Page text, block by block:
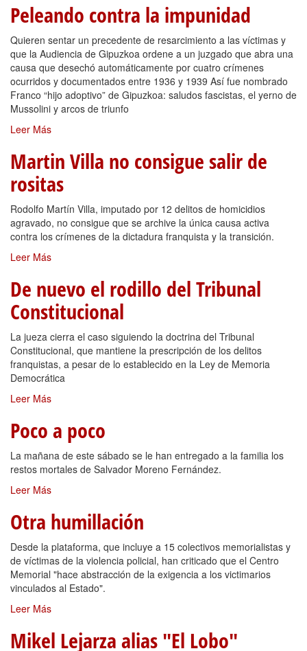
Peleando contra la impunidad
Quieren sentar un precedente de resarcimiento a las víctimas y
que la Audiencia de Gipuzkoa ordene a un juzgado que abra una
causa que desechó automáticamente por cuatro crímenes
ocurridos y documentados entre 1936 y 1939 Así fue nombrado
Franco “hijo adoptivo” de Gipuzkoa: saludos fascistas, el yerno de
Mussolini y arcos de triunfo
Leer Más
Martin Villa no consigue salir de
rositas
Rodolfo Martín Villa, imputado por 12 delitos de homicidios
agravado, no consigue que se archive la única causa activa
contra los crímenes de la dictadura franquista y la transición.
Leer Más
De nuevo el rodillo del Tribunal
Constitucional
La jueza cierra el caso siguiendo la doctrina del Tribunal
Constitucional, que mantiene la prescripción de los delitos
franquistas, a pesar de lo establecido en la Ley de Memoria
Democrática
Leer Más
Poco a poco
La mañana de este sábado se le han entregado a la familia los
restos mortales de Salvador Moreno Fernández.
Leer Más
Otra humillación
Desde la plataforma, que incluye a 15 colectivos memorialistas y
de víctimas de la violencia policial, han criticado que el Centro
Memorial "hace abstracción de la exigencia a los victimarios
vinculados al Estado".
Leer Más
Mikel Lejarza alias "El Lobo"